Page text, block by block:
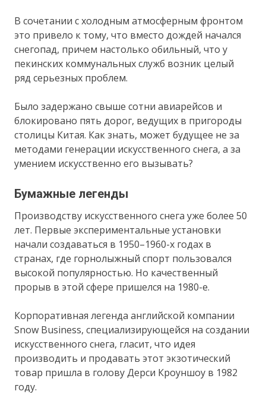
В сочетании с холодным атмосферным фронтом
это привело к тому, что вместо дождей начался
снегопад, причем настолько обильный, что у
пекинских коммунальных служб возник целый
ряд серьезных проблем.
Было задержано свыше сотни авиарейсов и
блокировано пять дорог, ведущих в пригороды
столицы Китая. Как знать, может будущее не за
методами генерации искусственного снега, а за
умением искусственно его вызывать?
Бумажные легенды
Производству искусственного снега уже более 50
лет. Первые экспериментальные установки
начали создаваться в 1950–1960-х годах в
странах, где горнолыжный спорт пользовался
высокой популярностью. Но качественный
прорыв в этой сфере пришелся на 1980-е.
Корпоративная легенда английской компании
Snow Business, специализирующейся на создании
искусственного снега, гласит, что идея
производить и продавать этот экзотический
товар пришла в голову Дерси Кроуншоу в 1982
году.